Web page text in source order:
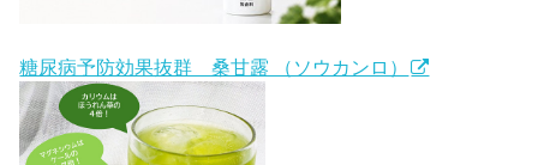
糖尿病予防効果抜群 桑甘露 （ソウカンロ）